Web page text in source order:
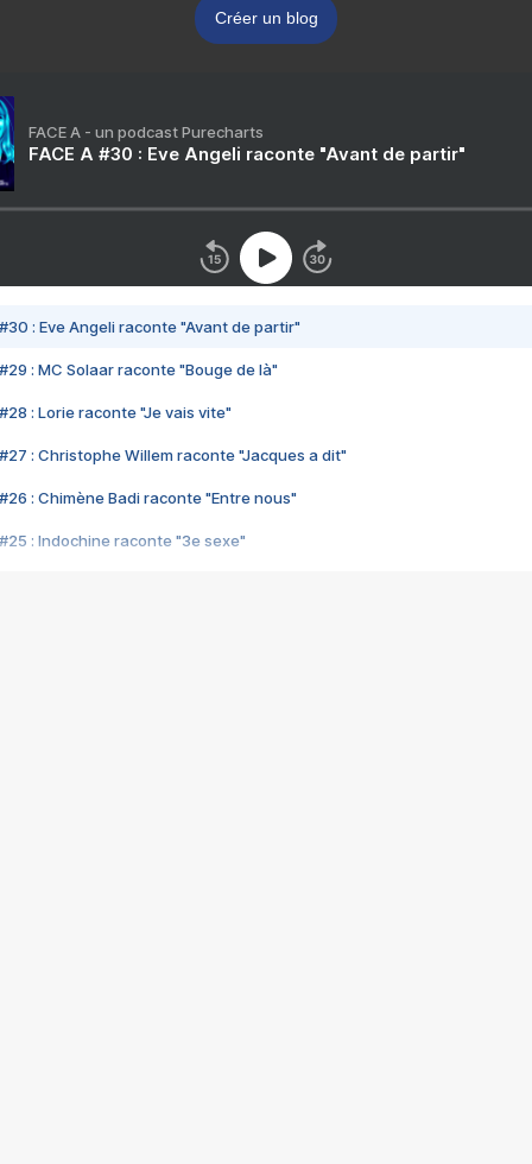
Créer un blog
FACE A - un podcast Purecharts
FACE A #30 : Eve Angeli raconte "Avant de partir"
#30 : Eve Angeli raconte "Avant de partir"
#29 : MC Solaar raconte "Bouge de là"
#28 : Lorie raconte "Je vais vite"
#27 : Christophe Willem raconte "Jacques a dit"
#26 : Chimène Badi raconte "Entre nous"
#25 : Indochine raconte "3e sexe"